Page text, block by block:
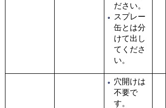
ださい。
スプレー
缶とは分
けて出し
てくださ
い。
穴開けは
不要で
す。